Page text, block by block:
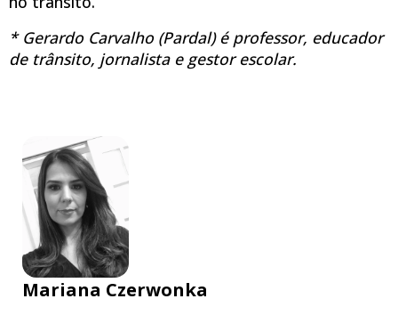
* Gerardo Carvalho (Pardal) é professor, educador
de trânsito, jornalista e gestor escolar.
Mariana Czerwonka